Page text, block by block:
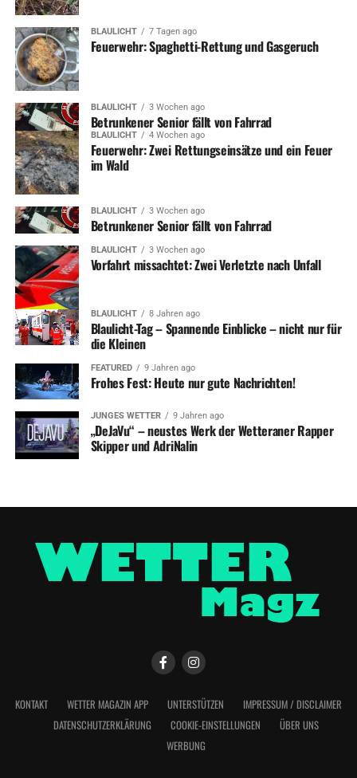
BLAULICHT 7 Tagen ago
Feuerwehr: Spaghetti-Rettung und Gasgeruch
BLAULICHT 3 Wochen ago
Betrunkener Senior fällt von Fahrrad
BLAULICHT 4 Wochen ago
Feuerwehr: Zwei Rettungseinsätze und ein Feuer
im Wald
BLAULICHT 3 Wochen ago
Betrunkener Senior fällt von Fahrrad
BLAULICHT 3 Wochen ago
Vorfahrt missachtet: Zwei Verletzte nach Unfall
BLAULICHT 8 Jahren ago
Blaulicht-Tag – Spannende Einblicke – nicht nur für
die Kleinen
FEATURED 9 Jahren ago
Frohes Fest: Heute nur gute Nachrichten!
JUNGES WETTER 9 Jahren ago
„DeJaVu“ – neustes Werk der Wetteraner Rapper
Skipper und AdriNalin
KONTAKT WETTER MAGAZIN APP UNTERSTÜTZEN
IMPRESSUM / DISCLAIMER
DATENSCHUTZERKLÄRUNG
COOKIE-EINSTELLUNGEN
ÜBER UNS
WERBUNG